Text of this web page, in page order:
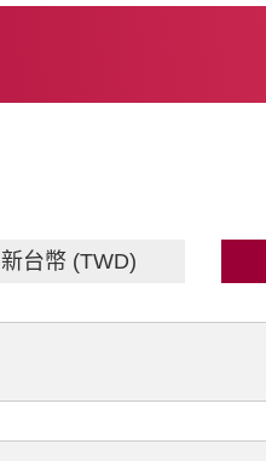
新台幣 (TWD)